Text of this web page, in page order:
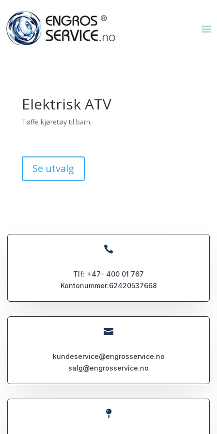
Elektrisk ATV
Tøffe kjøretøy til barn.
Se utvalg

Tlf: +47- 400 01 767
Kontonummer:62420537668

kundeservice@engrosservice.no
salg@engrosservice.no
